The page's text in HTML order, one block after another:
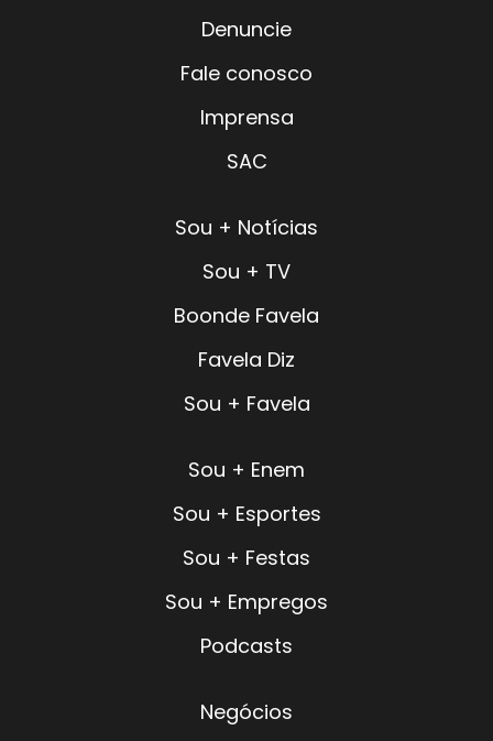
Denuncie
Fale conosco
Imprensa
SAC
Sou + Notícias
Sou + TV
Boonde Favela
Favela Diz
Sou + Favela
Sou + Enem
Sou + Esportes
Sou + Festas
Sou + Empregos
Podcasts
Negócios